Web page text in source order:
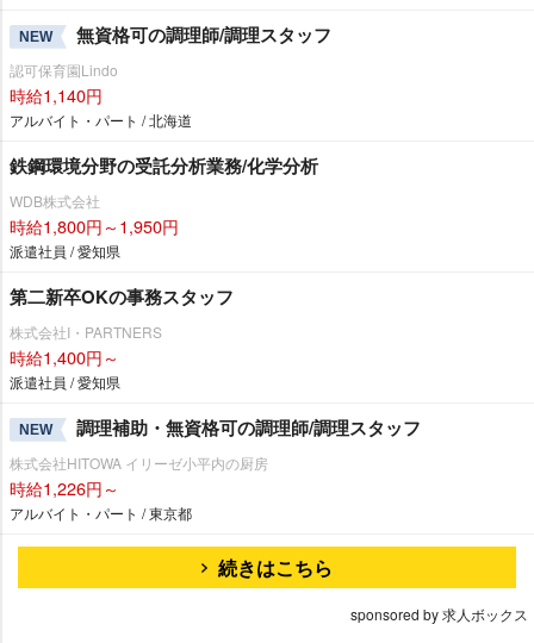
NEW 無資格可の調理師/調理スタッフ
認可保育園Lindo
時給1,140円
アルバイト・パート / 北海道
鉄鋼環境分野の受託分析業務/化学分析
WDB株式会社
時給1,800円～1,950円
派遣社員 / 愛知県
第二新卒OKの事務スタッフ
株式会社I・PARTNERS
時給1,400円～
派遣社員 / 愛知県
NEW 調理補助・無資格可の調理師/調理スタッフ
株式会社HITOWA イリーゼ小平内の厨房
時給1,226円～
アルバイト・パート / 東京都
続きはこちら
sponsored by 求人ボックス